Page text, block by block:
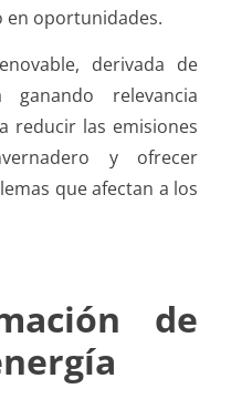
en oportunidades.
derivada de
relevancia
reducir las emisiones
y ofrecer
que afectan a los
de